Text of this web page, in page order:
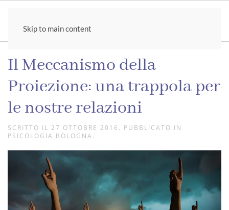
Skip to main content
Il Meccanismo della
Proiezione: una trappola per
le nostre relazioni
SCRITTO IL 27 OTTOBRE 2016 . PUBBLICATO IN
PSICOLOGIA BOLOGNA.